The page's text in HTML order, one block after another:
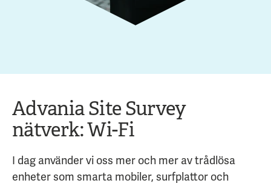
Advania Site Survey
nätverk: Wi-Fi
I dag använder vi oss mer och mer av trådlösa
enheter som smarta mobiler, surfplattor och